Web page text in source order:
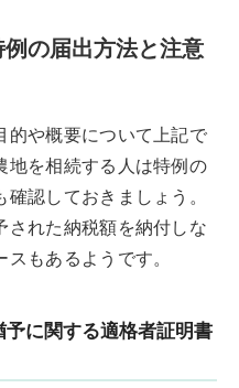
の届出方法と注意
的や概要について上記で
地を相続する人は特例の
認しておきましょう。
された納税額を納付しな
もあるようです。
に関する適格者証明書